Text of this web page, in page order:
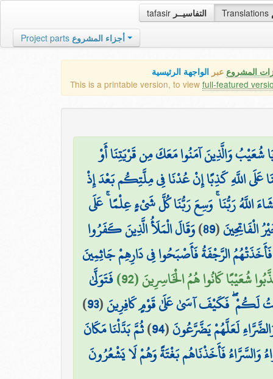
tafasir التفاسيــر Translations
Project parts أجزاء المشروع
المشروع عبر الواجهة الرئيسية
This is a printable version, to view full-featured
وَالَّذِينَ آمَنُوا مَعَكَ مِن قَرْيَتِنَا أَوْ
عَلَى اللَّهِ كَذِبًا إِنْ عُدْنَا فِي مِلَّتِكُم بَعْدَ إِذْ
اللَّهُ رَبُّنَا ۚ وَسِعَ رَبُّنَا كُلَّ شَيْءٍ عِلْمًا ۚ عَلَى
الْفَاتِحِينَ(
89
)وَقَالَ الْمَلَأُ الَّذِينَ كَفَرُوا
فَأَخَذَتْهُمُ الرَّجْفَةُ فَأَصْبَحُوا فِي دَارِهِمْ جَاثِمِينَ
شُعَيْبًا كَانُوا هُمُ الْخَاسِرِينَ (92)
فَتَوَلَّىٰ
لَكُمْ ۖ فَكَيْفَ آسَىٰ عَلَىٰ قَوْمٍ كَافِرِينَ(
93
)
لَعَلَّهُمْ يَضَّرَّعُونَ(
94
)ثُمَّ بَدَّلْنَا مَكَانَ
وَالسَّرَّاءُ فَأَخَذْنَاهُم بَغْتَةً وَهُمْ لَا يَشْعُرُونَ